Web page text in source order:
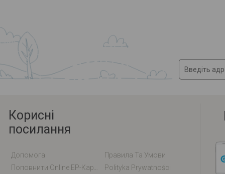
Корисні
посилання
Допомога
Правила Та Умови
Polityka Prywatności